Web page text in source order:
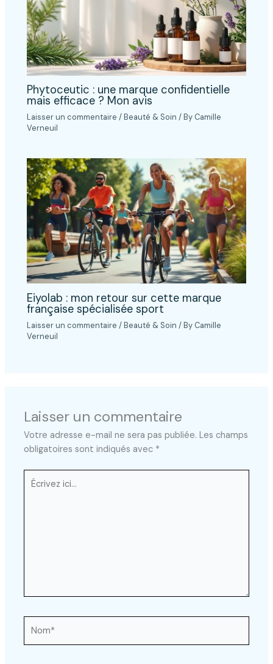
Phytoceutic : une marque confidentielle
mais efficace ? Mon avis
Laisser un commentaire /Beauté & Soin / By Camille
Verneuil
Eiyolab : mon retour sur cette marque
française spécialisée sport
Laisser un commentaire /Beauté & Soin / By Camille
Verneuil
Laisser un commentaire
Votre adresse e-mail ne sera pas publiée. Les champs
obligatoires sont indiqués avec *
Écrivez
ici…